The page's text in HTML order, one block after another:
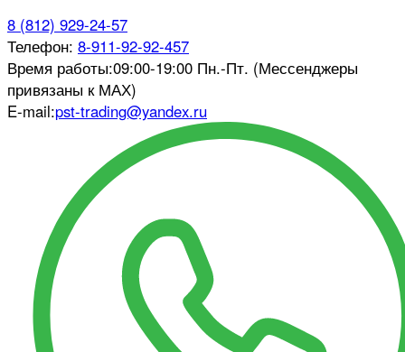
8 (812) 929-24-57
Телефон: 8-911-92-92-457
Время работы:09:00-19:00 Пн.-Пт. (Мессенджеры
привязаны к МАХ)
E-mail:pst-trading@yandex.ru